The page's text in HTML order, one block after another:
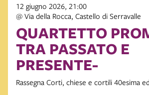
12 giugno 2026, 21:00
@ Via della Rocca, Castello di Serravalle
QUARTETTO
TRA PASSATO E
PRESENTE-
Rassegna Corti, chiese e cortili 40esima